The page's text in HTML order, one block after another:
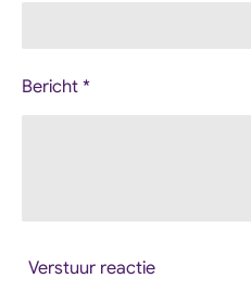
Bericht *
Verstuur reactie